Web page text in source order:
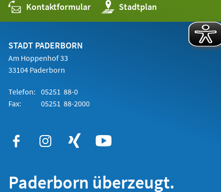
Kontaktformular Stadtplan
(Öffnet
in
einem
STADT PADERBORN
Am Hoppenhof 33
33104 Paderborn
Telefon: 05251 88-0
Fax:
05251 88-2000
Paderborn überzeugt.